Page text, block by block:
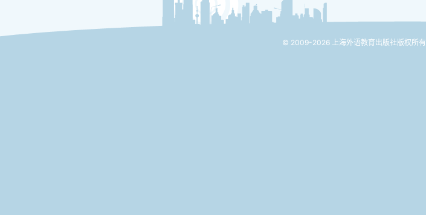
© 2009-2026 上海外语教育出版社版权所有